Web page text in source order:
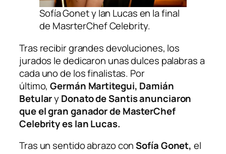
Sofía Gonet y Ian Lucas en la final
de MasrterChef Celebrity.
Tras recibir grandes devoluciones, los
jurados le dedicaron unas dulces palabras a
cada uno de los finalistas. Por
último,Germán Martitegui, Damián
BetularyDonato de Santisanunciaron
que el gran ganador de MasterChef
Celebrity es Ian Lucas.
Tras un sentido abrazo conSofía Gonet, el